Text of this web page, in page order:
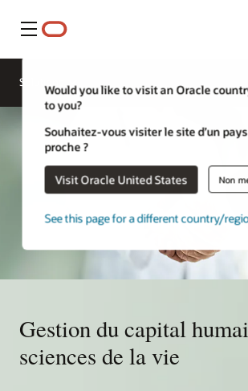
Menu
Would you like to visit an Oracle
to you?
Souhaitez-vous visiter le site d’un
proche ?
Visit Oracle United States Non
See this page for a different country/
Solutions
Gestion du capital
sciences de la vie